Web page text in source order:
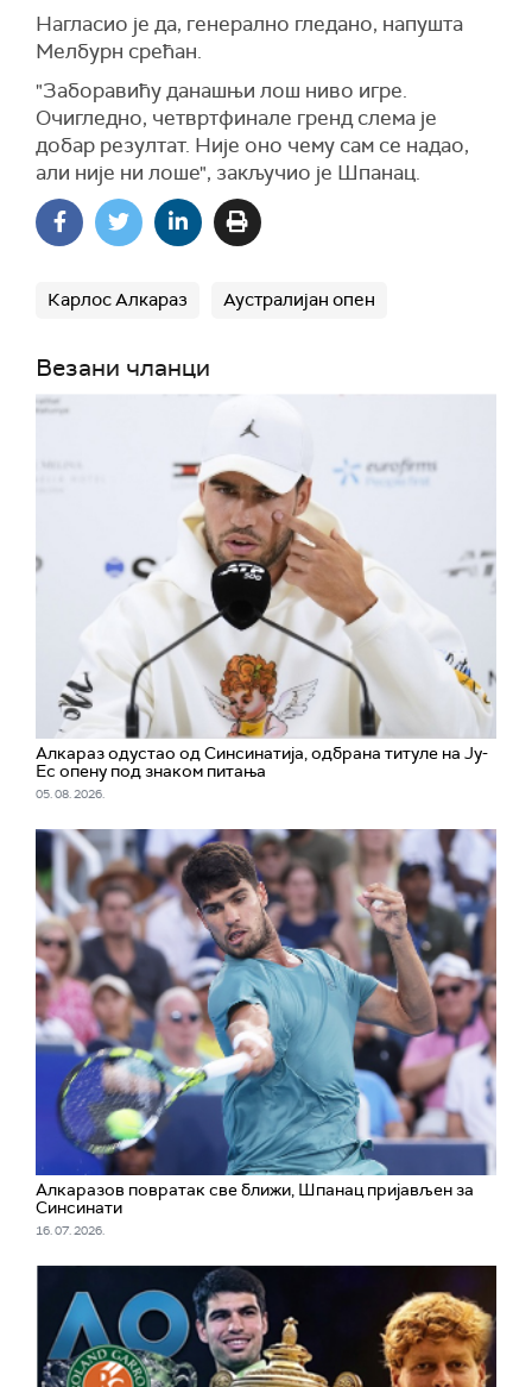
Нагласио је да, генерално гледано, напушта
Мелбурн срећан.
"Заборавићу данашњи лош ниво игре.
Очигледно, четвртфинале гренд слема је
добар резултат. Није оно чему сам се надао,
али није ни лоше", закључио је Шпанац.
Карлос Алкараз Аустралијан опен
Везани чланци
Алкараз одустао од Синсинатија, одбрана титуле на Ју-
Ес опену под знаком питања
05. 08. 2026.
Алкаразов повратак све ближи, Шпанац пријављен за
Синсинати
16. 07. 2026.